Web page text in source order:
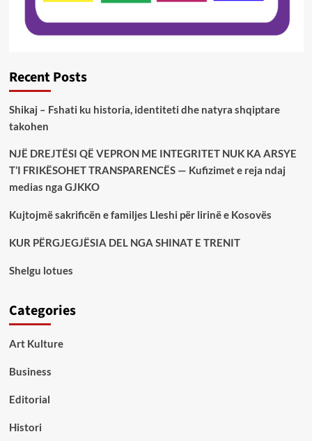
Recent Posts
Shikaj – Fshati ku historia, identiteti dhe natyra shqiptare
takohen
NJË DREJTËSI QË VEPRON ME INTEGRITET NUK KA ARSYE
T’I FRIKËSOHET TRANSPARENCËS — Kufizimet e reja ndaj
medias nga GJKKO
Kujtojmë sakrificën e familjes Lleshi për lirinë e Kosovës
KUR PËRGJEGJËSIA DEL NGA SHINAT E TRENIT
Shelgu lotues
Categories
Art Kulture
Business
Editorial
Histori